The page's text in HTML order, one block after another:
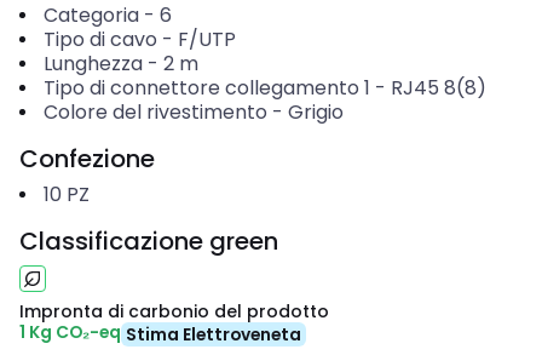
Categoria- 6
Tipo di cavo - F/UTP
Lunghezza- 2 m
Tipo di connettore collegamento 1 - RJ45 8(8)
Colore del rivestimento - Grigio
Confezione
10 PZ
Classificazione green
Impronta di carbonio del prodotto
1 Kg CO₂-eq Stima Elettroveneta